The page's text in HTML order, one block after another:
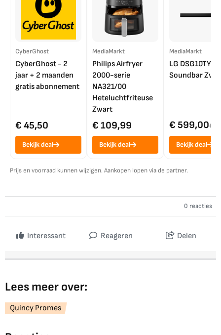
CyberGhost
CyberGhost - 2
jaar + 2 maanden
gratis abonnement
€ 45,50
Bekijk deal
MediaMarkt
Philips Airfryer
2000-serie
NA321/00
Heteluchtfriteuse
Zwart
€ 109,99
Bekijk deal
MediaMarkt
LG DSG10TY
Soundbar
€ 599,00€
Bekijk deal
Prijs en voorraad kunnen wijzigen. Aankopen lopen via de partner.
0 reacties
Interessant Reageren Delen
Lees meer over:
Quincy Promes